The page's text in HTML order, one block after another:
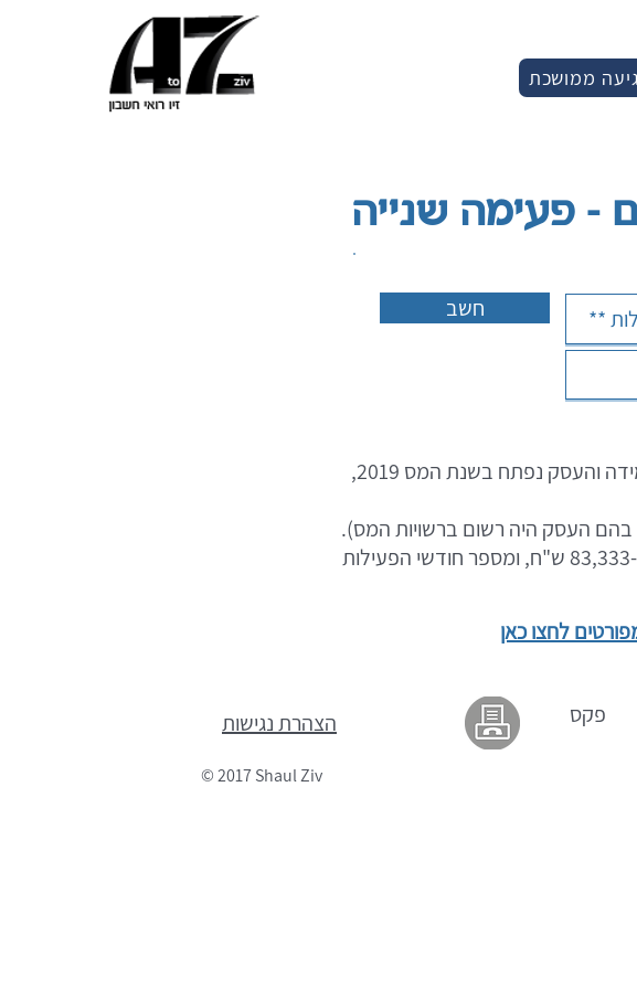
ממושכת
- פעימה שנייה
חשב
(*) ככלל, יש להזין את נתוני 2018. ניתן להזין את נתוני 2019, רק במידה והעסק נפתח בשנת המס 2019,
העסק היה רשום ברשויות המס).
(***) המחשבון אינו חל על מי שהכנסתו החייבת הממוצעת גבוהה מ-83,333 ש"ח, ומספר חודשי הפעילות
לחצו כאן
הצהרת נגישות פקס
© 2017 Shaul Ziv